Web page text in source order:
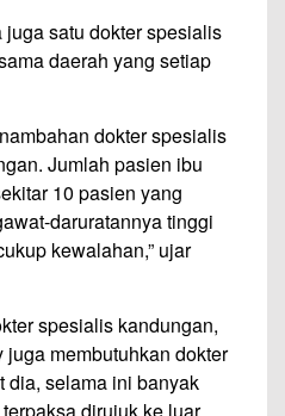
satu dokter spesialis
daerah yang setiap
dokter spesialis
Jumlah pasien ibu
10 pasien yang
daruratannya tinggi
kewalahan,” ujar
spesialis kandungan,
membutuhkan dokter
dia, selama ini banyak